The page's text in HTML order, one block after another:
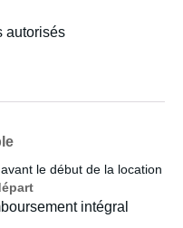
autorisés
le début de la location
intégral